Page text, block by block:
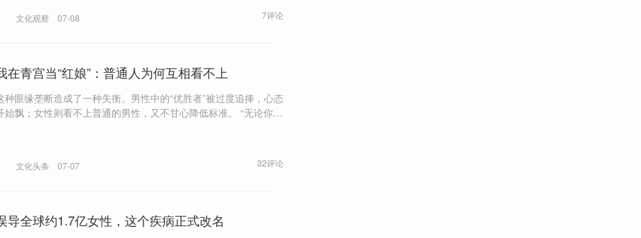
文化观察 07-08 7评论
在青宫当“红娘”：普通人为何互相看不上
种眼缘垄断造成了一种失衡。男性中的“优胜者”被过度追捧，心态
始飘；女性则看不上普通的男性，又不甘心降低标准。 “无论你怎
文化头条 07-07 32评论
导全球约1.7亿女性，这个疾病正式改名